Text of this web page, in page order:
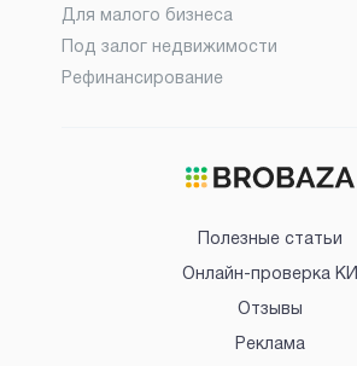
Для малого бизнеса
Под залог недвижимости
Рефинансирование
Полезные статьи
Онлайн-проверка КИ
Отзывы
Реклама